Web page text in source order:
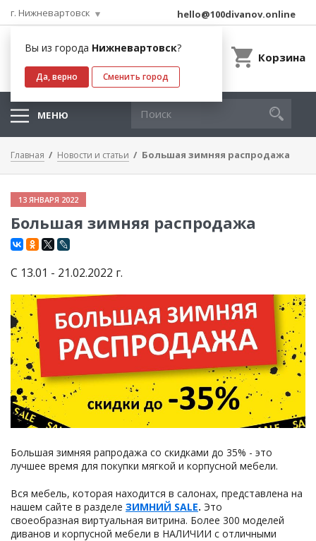
г. Нижневартовск
Вы из города Нижневартовск?
Да, верно Сменить город
hello@100divanov.online
Корзина
МЕНЮ
Главная Новости и статьи Большая зимняя распродажа
13 ЯНВАРЯ 2022
Большая зимняя распродажа
С 13.01 - 21.02.2022 г.
Большая зимняя рапродажа со скидками до 35% - это
лучшее время для покупки мягкой и корпусной мебели.
Вся мебель, которая находится в салонах, представлена на
нашем сайте в разделе ЗИМНИЙ SALE. Это
своеобразная виртуальная витрина. Более 300 моделей
диванов и корпусной мебели в НАЛИЧИИ с отличными